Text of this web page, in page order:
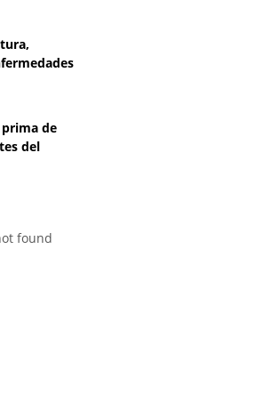
de
del
found